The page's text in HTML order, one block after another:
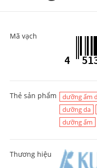
Mã vạch
4
Thẻ sản phẩm dưỡng ẩm
dưỡng da
dưỡng ẩm
Thương hiệu